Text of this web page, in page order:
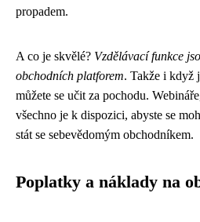
propadem.
A co je skvělé? Vzdělávací funkce
obchodních platforem. Takže i když
můžete se učit za pochodu.
všechno je k dispozici, abyste se
stát se sebevědomým obchodníkem.
Poplatky a náklady na